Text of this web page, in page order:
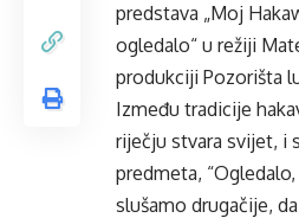
predstava „Moj
ogledalo“ u režiji
produkciji Pozorišta
Između tradicije
riječju stvara svijet, i
predmeta,
slušamo drugačije,